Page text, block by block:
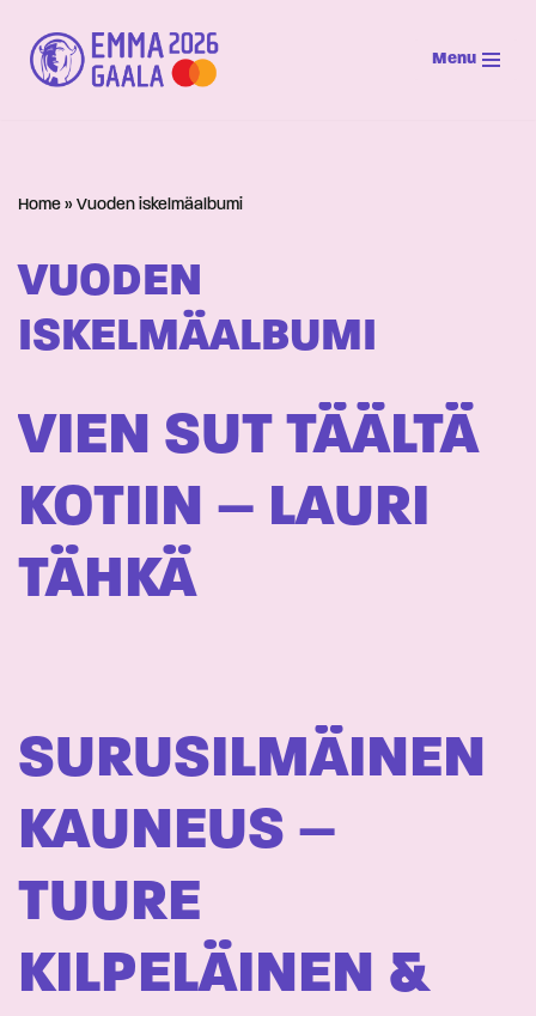
Siirry
suoraan
Menu
Home » Vuoden iskelmäalbumi
VUODEN
ISKELMÄALBUMI
VIEN SUT TÄÄLTÄ
KOTIIN – LAURI
TÄHKÄ
SURUSILMÄINEN
KAUNEUS –
TUURE
KILPELÄINEN &